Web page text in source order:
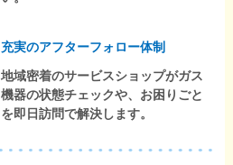
充実のアフターフォロー体制
地域密着のサービスショップがガス
機器の状態チェックや、お困りごと
を即日訪問で解決します。